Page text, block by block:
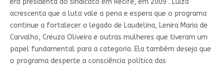
era presidenta do sindicato em Recife, em 2009”. Luiza
acrescenta que a luta vale a pena e espera que o programa
continue a fortalecer o legado de Laudelina, Lenira Maria de
Carvalho, Creuza Oliveira e outras mulheres que tiveram um
papel fundamental para a categoria. Ela também deseja que
o programa desperte a consciência política das